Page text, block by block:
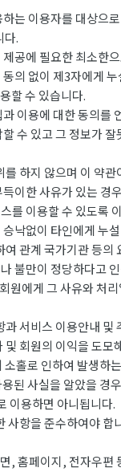
는 이용자를 대상으
다.
공에 필요한 최소한
의 없이 제3자에게
할 수 있습니다.
이용에 대한 동의를
수 있고 그 정보가
하지 않으며 이 약
한 사유가 있는 경
를 이용할 수 있도록
낙없이 타인에게 누
관계 국가기관 등의
불만이 정당하다고
에게 그 사유와 처리
서비스 이용안내 및
회원의 이익을 도
홀로 인하여 발생하
된 사실을 알았을 경
이용하면 아니됩니다.
사항을 준수하여야 합
, 홈페이지, 전자우